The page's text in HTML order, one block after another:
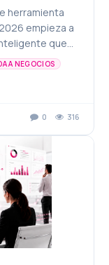
herramienta
empieza a
que
trabajo en
A NEGOCIOS
0 316